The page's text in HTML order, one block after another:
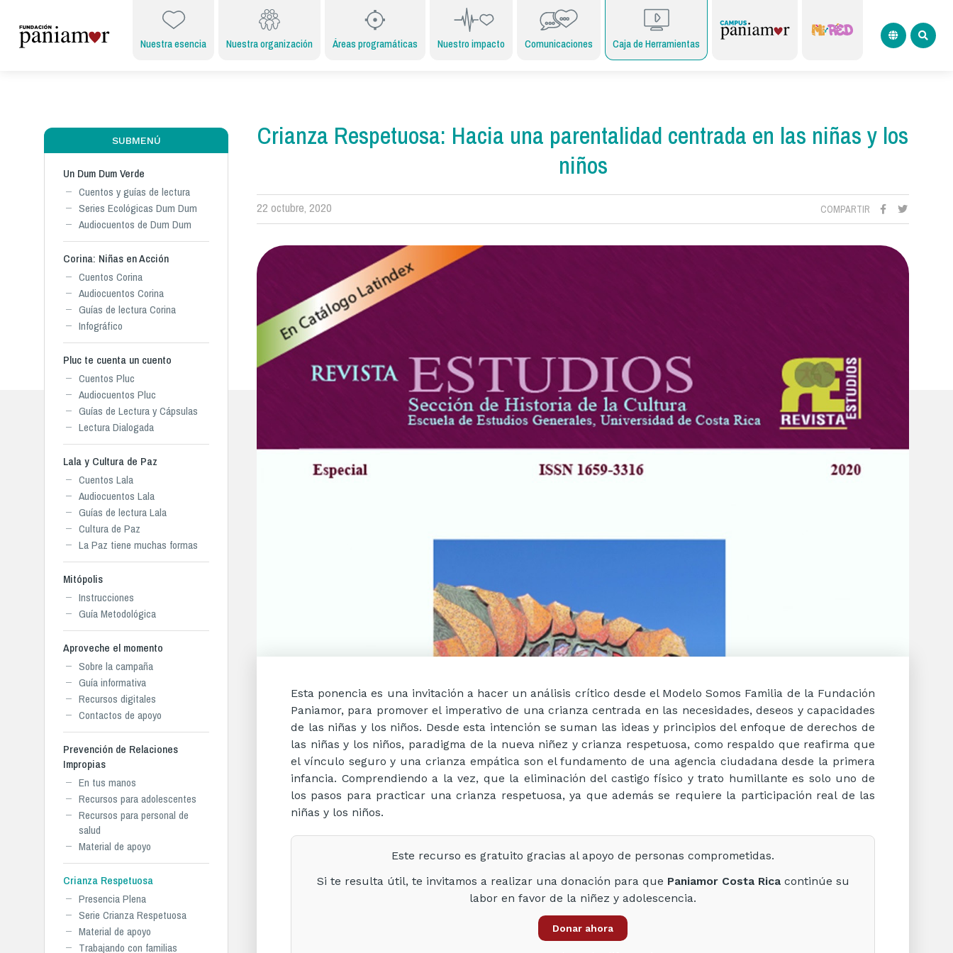
Nuestra esencia Nuestra organización Áreas programáticas Nuestro impacto Comunicaciones Caja de Herramientas
SUBMENÚ
Un Dum Dum Verde
Cuentos y guías de lectura
Series Ecológicas Dum Dum
Audiocuentos de Dum Dum
Corina: Niñas en Acción
Cuentos Corina
Audiocuentos Corina
Guías de lectura Corina
Infográfico
Pluc te cuenta un cuento
Cuentos Pluc
Audiocuentos Pluc
Guías de Lectura y Cápsulas
Lectura Dialogada
Lala y Cultura de Paz
Cuentos Lala
Audiocuentos Lala
Guías de lectura Lala
Cultura de Paz
La Paz tiene muchas formas
Mitópolis
Instrucciones
Guía Metodológica
Aproveche el momento
Sobre la campaña
Guía informativa
Recursos digitales
Contactos de apoyo
Prevención de Relaciones
Impropias
En tus manos
Recursos para adolescentes
Recursos para personal de
salud
Material de apoyo
Crianza Respetuosa
Presencia Plena
Serie Crianza Respetuosa
Material de apoyo
Trabajando con familias
Crianza Respetuosa: Hacia una parentalidad centrada en las niñas y los
niños
22 octubre, 2020 COMPARTIR
Esta ponencia es una invitación a hacer un análisis crítico desde el Modelo Somos Familia de la Fundación
Paniamor, para promover el imperativo de una crianza centrada en las necesidades, deseos y capacidades
de las niñas y los niños. Desde esta intención se suman las ideas y principios del enfoque de derechos de
las niñas y los niños, paradigma de la nueva niñez y crianza respetuosa, como respaldo que reafirma que
el vínculo seguro y una crianza empática son el fundamento de una agencia ciudadana desde la primera
infancia. Comprendiendo a la vez, que la eliminación del castigo físico y trato humillante es solo uno de
los pasos para practicar una crianza respetuosa, ya que además se requiere la participación real de las
niñas y los niños.
Este recurso es gratuito gracias al apoyo de personas comprometidas.
Si te resulta útil, te invitamos a realizar una donación para que Paniamor Costa Ricacontinúe su
labor en favor de la niñez y adolescencia.
Donar ahora